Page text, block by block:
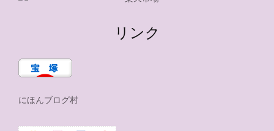
リンク
にほんブログ村